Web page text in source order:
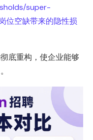
super-
位空缺带来的隐性损
底重构，使企业能够